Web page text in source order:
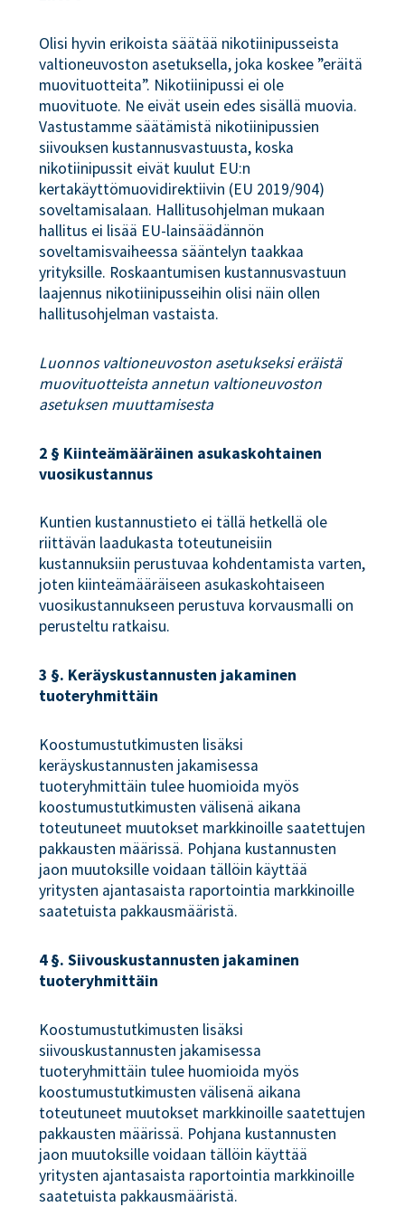
Olisi hyvin erikoista säätää nikotiinipusseista
valtioneuvoston asetuksella, joka koskee ”eräitä
muovituotteita”. Nikotiinipussi ei ole
muovituote. Ne eivät usein edes sisällä muovia.
Vastustamme säätämistä nikotiinipussien
siivouksen kustannusvastuusta, koska
nikotiinipussit eivät kuulut EU:n
kertakäyttömuovidirektiivin (EU 2019/904)
soveltamisalaan. Hallitusohjelman mukaan
hallitus ei lisää EU-lainsäädännön
soveltamisvaiheessa sääntelyn taakkaa
yrityksille. Roskaantumisen kustannusvastuun
laajennus nikotiinipusseihin olisi näin ollen
hallitusohjelman vastaista.
Luonnos valtioneuvoston asetukseksi eräistä
muovituotteista annetun valtioneuvoston
asetuksen muuttamisesta
2 § Kiinteämääräinen asukaskohtainen
vuosikustannus
Kuntien kustannustieto ei tällä hetkellä ole
riittävän laadukasta toteutuneisiin
kustannuksiin perustuvaa kohdentamista varten,
joten kiinteämääräiseen asukaskohtaiseen
vuosikustannukseen perustuva korvausmalli on
perusteltu ratkaisu.
3 §. Keräyskustannusten jakaminen
tuoteryhmittäin
Koostumustutkimusten lisäksi
keräyskustannusten jakamisessa
tuoteryhmittäin tulee huomioida myös
koostumustutkimusten välisenä aikana
toteutuneet muutokset markkinoille saatettujen
pakkausten määrissä. Pohjana kustannusten
jaon muutoksille voidaan tällöin käyttää
yritysten ajantasaista raportointia markkinoille
saatetuista pakkausmääristä.
4 §. Siivouskustannusten jakaminen
tuoteryhmittäin
Koostumustutkimusten lisäksi
siivouskustannusten jakamisessa
tuoteryhmittäin tulee huomioida myös
koostumustutkimusten välisenä aikana
toteutuneet muutokset markkinoille saatettujen
pakkausten määrissä. Pohjana kustannusten
jaon muutoksille voidaan tällöin käyttää
yritysten ajantasaista raportointia markkinoille
saatetuista pakkausmääristä.